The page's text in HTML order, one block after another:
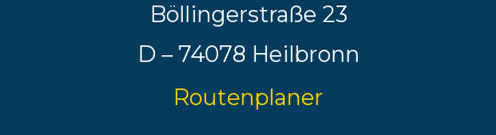
Böllingerstraße 23
D – 74078 Heilbronn
Routenplaner